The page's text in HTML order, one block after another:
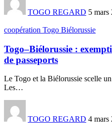
TOGO REGARD 5 mars
coopération Togo Biélorussie
Togo–Biélorussie :
de passeports
Le Togo et la Biélorussie scelle
Les…
TOGO REGARD 4 mars